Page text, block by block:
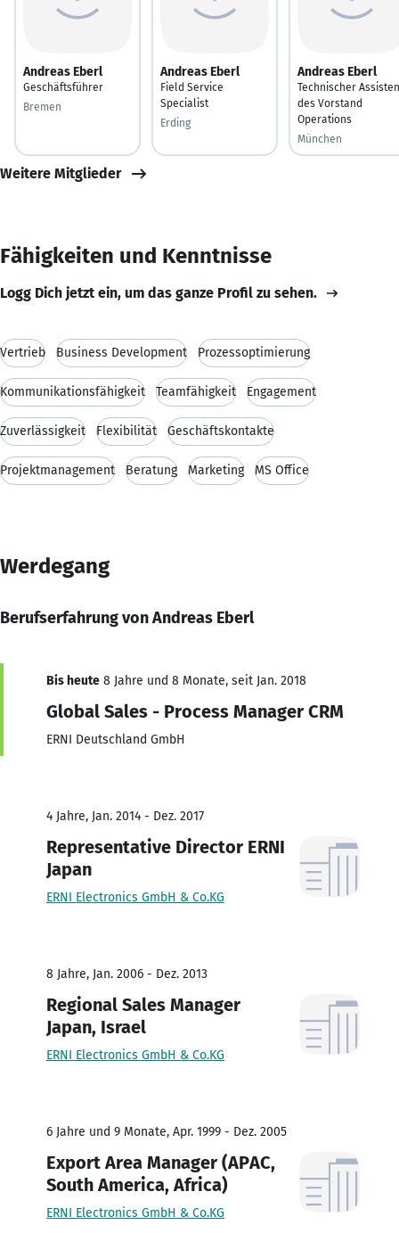
Andreas Eberl
Geschäftsführer
Bremen
Andreas Eberl
Field Service
Specialist
Erding
Andreas Eberl
Technischer
des Vorstand
Operations
München
Weitere Mitglieder
Fähigkeiten und Kenntnisse
Logg Dich jetzt ein, um das ganze Profil zu sehen.
Vertrieb Business Development Prozessoptimierung
Kommunikationsfähigkeit Teamfähigkeit Engagement
Zuverlässigkeit Flexibilität Geschäftskontakte
Projektmanagement Beratung Marketing MS Office
Werdegang
Berufserfahrung von Andreas Eberl
Bis heute 8 Jahre und 8 Monate, seit Jan. 2018
Global Sales - Process Manager CRM
ERNI Deutschland GmbH
4 Jahre, Jan. 2014 - Dez. 2017
Representative Director ERNI
Japan
ERNI Electronics GmbH & Co.KG
8 Jahre, Jan. 2006 - Dez. 2013
Regional Sales Manager
Japan, Israel
ERNI Electronics GmbH & Co.KG
6 Jahre und 9 Monate, Apr. 1999 - Dez. 2005
Export Area Manager (APAC,
South America, Africa)
ERNI Electronics GmbH & Co.KG